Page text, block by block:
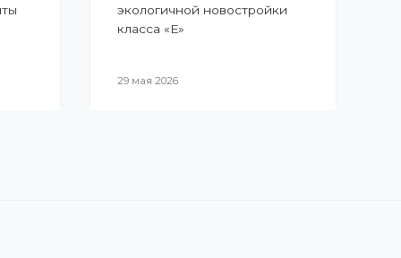
экологичной новостройки
класса «Е»
29 мая 2026